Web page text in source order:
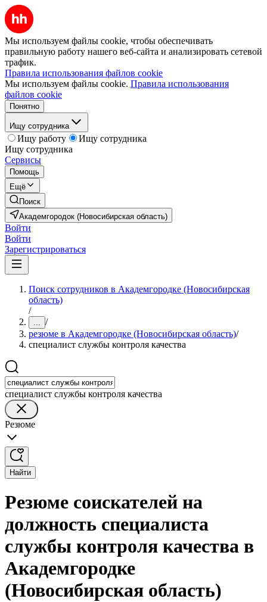
Мы используем файлы cookie, чтобы обеспечивать
правильную работу нашего веб-сайта и анализировать сетевой
трафик.
Правила использования файлов cookie
Мы используем файлы cookie. Правила использования
файлов cookie
Понятно
Ищу сотрудника
Ищу работу
Ищу сотрудника
Ищу сотрудника
Сервисы
Помощь
Ещё
Поиск
Академгородок (Новосибирская область)
Войти
Войти
Зарегистрироваться
Поиск сотрудников в Академгородке (Новосибирская
область)
/
... /
резюме в Академгородке (Новосибирская область)/
специалист службы контроля качества
специалист службы контроля качества
Резюме
Найти
Резюме соискателей на
должность специалиста
службы контроля качества в
Академгородке
(Новосибирская область)